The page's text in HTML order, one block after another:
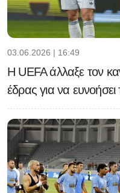
03.06.2026 | 16:49
H UEFA άλλαξε τον
έδρας για να